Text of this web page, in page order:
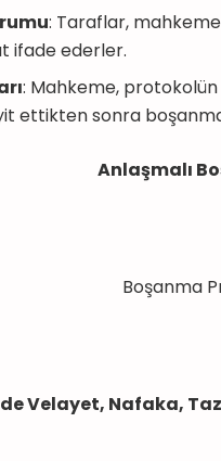
: Taraflar,
ifade ederler.
: Mahkeme,
ettikten sonra
Anlaşmalı
Boşanma
Velayet, Nafaka,